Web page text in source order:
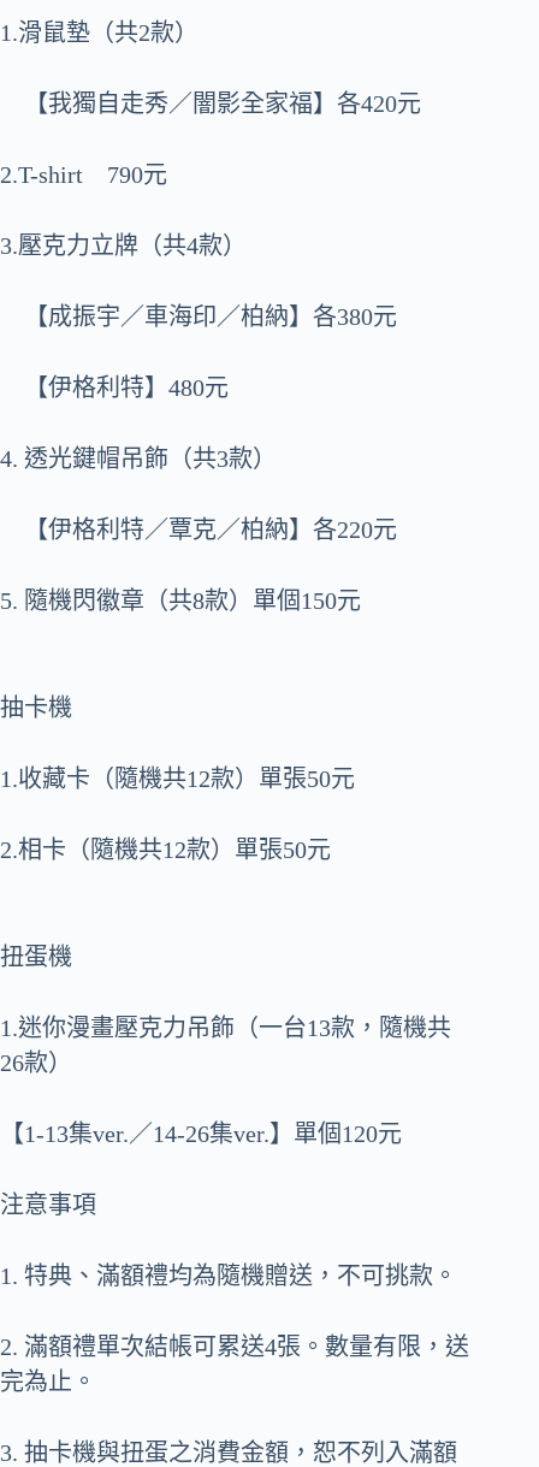
1.滑鼠墊（共2款）
【我獨自走秀／闇影全家福】各420元
2.T-shirt 790元
3.壓克力立牌（共4款）
【成振宇／車海印／柏納】各380元
【伊格利特】480元
4. 透光鍵帽吊飾（共3款）
【伊格利特／覃克／柏納】各220元
5. 隨機閃徽章（共8款）單個150元
抽卡機
1.收藏卡（隨機共12款）單張50元
2.相卡（隨機共12款）單張50元
扭蛋機
1.迷你漫畫壓克力吊飾（一台13款，隨機共
26款）
【1-13集ver.／14-26集ver.】單個120元
注意事項
1. 特典、滿額禮均為隨機贈送，不可挑款。
2. 滿額禮單次結帳可累送4張。數量有限，送
完為止。
3. 抽卡機與扭蛋之消費金額，恕不列入滿額